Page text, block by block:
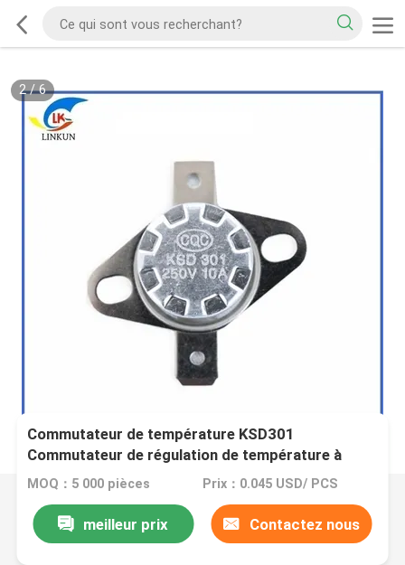
2/6
Commutateur de température KSD301
Commutateur de régulation de température à
chaudière électrique Réset manuel du thermostat
bimétallique
MOQ：5 000 pièces Prix：0.045 USD/ PCS
meilleur prix Contactez nous